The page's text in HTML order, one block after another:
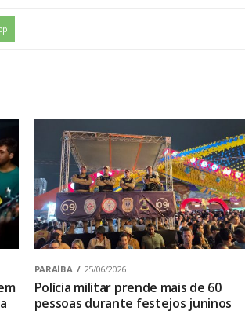
PARAÍBA 25/06/2026
Polícia militar prende mais de 60
pessoas durante festejos juninos